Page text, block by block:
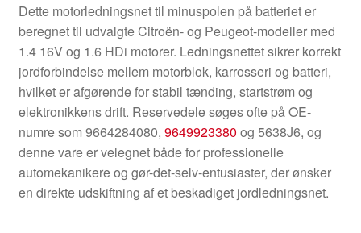
Dette motorledningsnet til minuspolen på batteriet er
beregnet til udvalgte Citroën- og Peugeot-modeller med
1.4 16V og 1.6 HDi motorer. Ledningsnettet sikrer korrekt
jordforbindelse mellem motorblok, karrosseri og batteri,
hvilket er afgørende for stabil tænding, startstrøm og
elektronikkens drift. Reservedele søges ofte på OE-
numre som 9664284080, 9649923380 og 5638J6, og
denne vare er velegnet både for professionelle
automekanikere og gør-det-selv-entusiaster, der ønsker
en direkte udskiftning af et beskadiget jordledningsnet.